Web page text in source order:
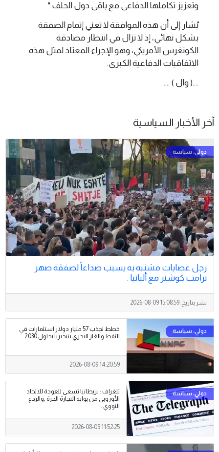
وتعزيز تكاملها الدفاعي مع باقي دول الحلف."
يُشار إلى أن هذه الموافقة لا تعني إتمام الصفقة
بشكل نهائي، إذ لا تزال في انتظار مصادقة
الكونغرس الأمريكي، وهو الإجراء المعتاد لمثل هذه
الاتفاقيات الدفاعية الكبرى.
....( وال ) ....
آخر الأخبار السياسية
رجل عصابات مشتبه به يسبب صداعاً لصفقة صهر
ترامب كوشنر مع ألبانيا .
نشر بتاريخ:2026-08-09 15:08:59
خطط لجذب 57 مليار دولار استثمارات في
النفط والغاز البحري بنيجيريا بحلول 2030 .
2026-08-09 14:20:59
تلغراف : بريطانيا تسعى للعودة للاتحاد
الأوروبي من بوابة التجارة الحرة ,والردع
النووي .
2026-08-09 11:52:25